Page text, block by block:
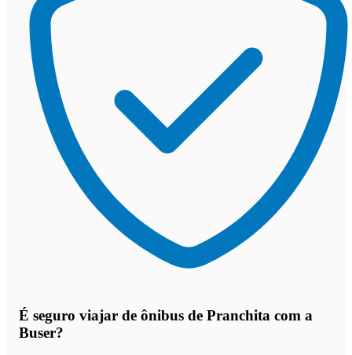
É seguro viajar de ônibus de Pranchita com a
Buser?